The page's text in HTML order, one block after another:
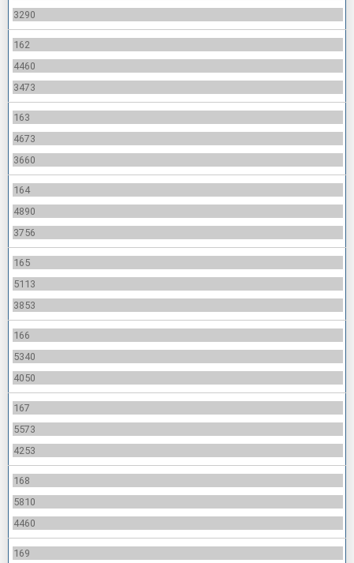
3290
162
4460
3473
163
4673
3660
164
4890
3756
165
5113
3853
166
5340
4050
167
5573
4253
168
5810
4460
169